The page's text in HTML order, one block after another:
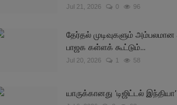
Jul 21, 2026 0 96
தேர்தல் முடிவுகளும் அம்பலமான
பாஜக கள்ளக் கூட்டும்...
Jul 20, 2026 1 58
யாருக்கானது 'டிஜிட்டல்